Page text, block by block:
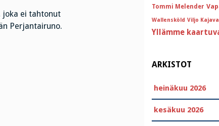
joka ei tahtonut
Perjantairuno.
Tommi Melender
Wallensköld Viljo Kajava
Yllämme
ARKISTOT
heinäkuu 2026
kesäkuu 2026